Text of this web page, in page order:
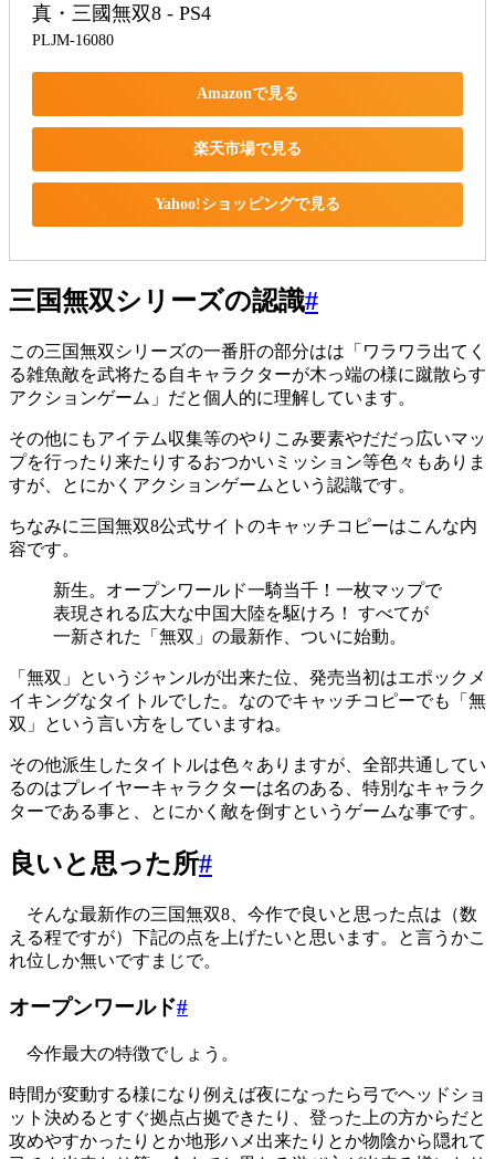
真・三國無双8 - PS4
PLJM-16080
Amazonで見る
楽天市場で見る
Yahoo!ショッピングで見る
三国無双シリーズの認識#
この三国無双シリーズの一番肝の部分はは「ワラワラ出てく
る雑魚敵を武将たる自キャラクターが木っ端の様に蹴散らす
アクションゲーム」だと個人的に理解しています。
その他にもアイテム収集等のやりこみ要素やだだっ広いマッ
プを行ったり来たりするおつかいミッション等色々もありま
すが、とにかくアクションゲームという認識です。
ちなみに三国無双8公式サイトのキャッチコピーはこんな内
容です。
新生。オープンワールド一騎当千！一枚マップで
表現される広大な中国大陸を駆けろ！ すべてが
一新された「無双」の最新作、ついに始動。
「無双」というジャンルが出来た位、発売当初はエポックメ
イキングなタイトルでした。なのでキャッチコピーでも「無
双」という言い方をしていますね。
その他派生したタイトルは色々ありますが、全部共通してい
るのはプレイヤーキャラクターは名のある、特別なキャラク
ターである事と、とにかく敵を倒すというゲームな事です。
良いと思った所#
そんな最新作の三国無双8、今作で良いと思った点は（数
える程ですが）下記の点を上げたいと思います。と言うかこ
れ位しか無いですまじで。
オープンワールド#
今作最大の特徴でしょう。
時間が変動する様になり例えば夜になったら弓でヘッドショ
ット決めるとすぐ拠点占拠できたり、登った上の方からだと
攻めやすかったりとか地形ハメ出来たりとか物陰から隠れて